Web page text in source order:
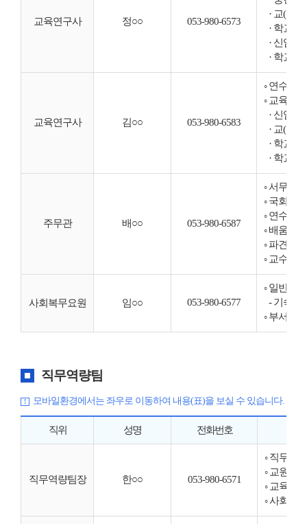
교육연구사 정○○ 053-980-6573
· 교(원)
· 학교경
· 신임
· 학교
교육연구사 김○○ 053-980-6583
◦ 연수 현
◦ 교육과
· 신임
· 교(원)
· 학교
· 학교
주무관 배○○ 053-980-6587
◦ 서무 업
◦ 국회·
◦ 연수과
◦ 배움누
◦ 파견(수
◦ 교수요
사회복무요원 임○○ 053-980-6577
◦ 일반행
- 기숙사
◦ 부서 물
직무역량팀
모바일환경에서는 좌우로 이동하여 내용(표)을 보실 수 있습니다.
직위 성명 전화번호
직무역량팀장 한○○ 053-980-6571
◦ 직무역
◦ 교원연
◦ 교육연
◦ 사회복